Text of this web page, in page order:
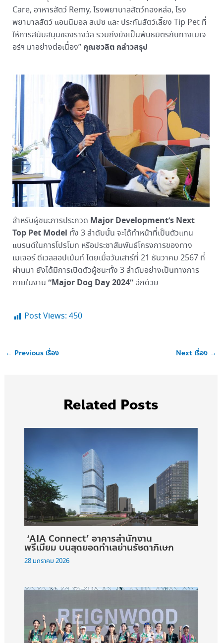
Care, อาหารสัตว์ Remy, โรงพยาบาลสัตว์ทองหล่อ, โรง
พยาบาลสัตว์ แอนนิมอล สเปซ และ ประกันสัตว์เลี้ยง Tip Pet ที่
ให้การสนับสนุนของรางวัล รวมถึงยังเป็นพันธมิตรกับทางเมเจ
อร์ฯ มาอย่างต่อเนื่อง” คุณชวลิต กล่าวสรุป
สำหรับผู้ชนะการประกวด Major Development’s Next
Top Pet Model ทั้ง 3 ลำดับนั้น จะได้ทำหน้าที่เป็นตัวแทน
แบรนด์ในการโปรโมท หรือประชาสัมพันธ์โครงการของทาง
เมเจอร์ ดีเวลลอปเม้นท์ โดยเมื่อวันเสาร์ที่ 21 ธันวาคม 2567 ที่
ผ่านมา ยังได้มีการเปิดตัวผู้ชนะทั้ง 3 ลำดับอย่างเป็นทางการ
ภายในงาน “Major Dog Day 2024”อีกด้วย
Post Views: 450
← Previous เรื่อง Next เรื่อง →
Related Posts
‘AIA Connect’ อาคารสำนักงาน
พรีเมียม บนสุดยอดทำเลย่านรัชดาภิเษก
28 มกราคม 2026